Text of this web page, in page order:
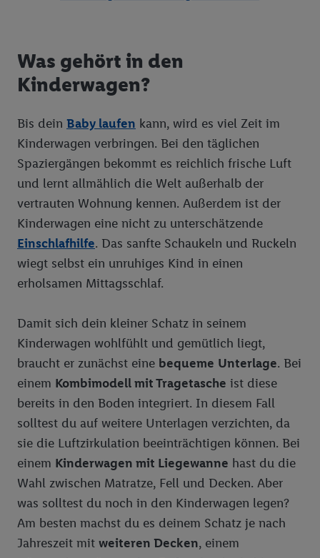
Ratgeber Unterwäsche
Damen Slips
Herren Unterwäsche
Jeans Guide Damen
Jeans Guide Herren
Golf – Hilfreiche Tipps & Tricks
Golf Equipment: Die richtige Ausrüstung für Einsteiger
Der Golfplatz: Wo ist was?
Golfschläger: Tipps für die Erstausstattung
Was bedeutet Platzreife und wie bekommt man sie?
Putten: Auf die Ballkontrolle kommt es an
Golfregeln: Warum es sich lohnt, sie zu lernen
Das Handicap im Golf: Spielfreude durch Chancengleichheit
Gut aufgewärmt ist Golf noch schöner!
Schönes Spiel für alle: über den Sinn der Golf-Etikette
Raus aus dem Bunker! So gelingt der perfekte Bunkerschlag
Griff und Ballposition: Hier entscheiden Details
Golf: für Dummies
Golfen: So wird gezählt
Golf für Kinder: Mehr als nur Bewegung und frische Luft
Vorurteile adé: Darum ist Golf auch für Sie der richtige Sport -
Lidl.de
Das neue Energielabel
Welcher Grill passt zu mir?
Smart Home
DIY Welt
Moderne Küche
Besser schlafen
Garten Welt
Junge Familie
Gut gekleidet
Größentabelle
Vegane Welt
Bioland
Bioland Eierbäuerin Groß Wüstenfelde
Bioland Gemüsebauer Oldendorf
Bioland Gemüsebauer Wessenstedt Natendorf
Eigenmarken Food
Alkoholfreie Getränke
Freeway
Bier, Wein, Sekt
Was gehört in den
Kinderwagen?
Bis dein Baby laufen kann, wird es viel Zeit im
Kinderwagen verbringen. Bei den täglichen
Spaziergängen bekommt es reichlich frische Luft
und lernt allmählich die Welt außerhalb der
vertrauten Wohnung kennen. Außerdem ist der
Kinderwagen eine nicht zu unterschätzende
Einschlafhilfe. Das sanfte Schaukeln und Ruckeln
wiegt selbst ein unruhiges Kind in einen
erholsamen Mittagsschlaf.
Damit sich dein kleiner Schatz in seinem
Kinderwagen wohlfühlt und gemütlich liegt,
braucht er zunächst eine bequeme Unterlage. Bei
einem Kombimodell mit Tragetasche ist diese
bereits in den Boden integriert. In diesem Fall
solltest du auf weitere Unterlagen verzichten, da
sie die Luftzirkulation beeinträchtigen können. Bei
einem Kinderwagen mit Liegewanne hast du die
Wahl zwischen Matratze, Fell und Decken. Aber
was solltest du noch in den Kinderwagen legen?
Am besten machst du es deinem Schatz je nach
Jahreszeit mit weiteren Decken, einem